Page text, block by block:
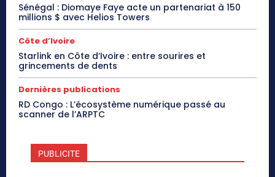
Sénégal : Diomaye Faye acte un partenariat à 150
millions $ avec Helios Towers
Côte d’Ivoire
Starlink en Côte d’Ivoire : entre sourires et
grincements de dents
Dernières publications
RD Congo : L’écosystème numérique passé au
scanner de l’ARPTC
PUBLICITE